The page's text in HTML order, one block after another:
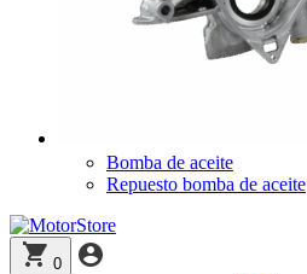
Bomba de aceite
Repuesto bomba de aceite
0